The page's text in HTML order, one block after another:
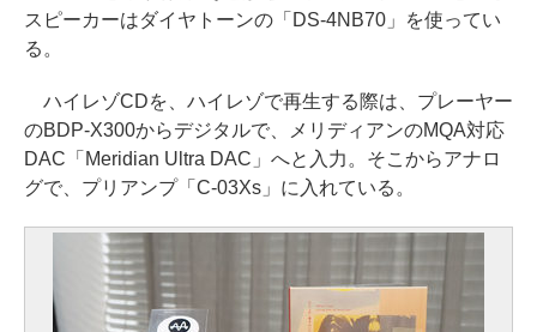
スピーカーはダイヤトーンの「DS-4NB70」を使ってい
る。
ハイレゾCDを、ハイレゾで再生する際は、プレーヤー
のBDP-X300からデジタルで、メリディアンのMQA対応
DAC「Meridian Ultra DAC」へと入力。そこからアナロ
グで、プリアンプ「C-03Xs」に入れている。